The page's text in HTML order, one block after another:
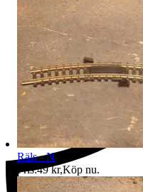
Ersättning om du inte
Räls - N
Pris:49 kr,Köp nu.